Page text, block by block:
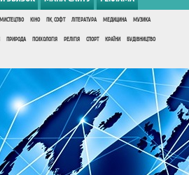
МИСТЕЦТВО КІНО ПК, СОФТ ЛІТЕРАТУРА МЕДИЦИНА МУЗИКА
ПРИРОДА ПСИХОЛОГІЯ РЕЛІГІЯ СПОРТ КРАЇНИ БУДІВНИЦТВО